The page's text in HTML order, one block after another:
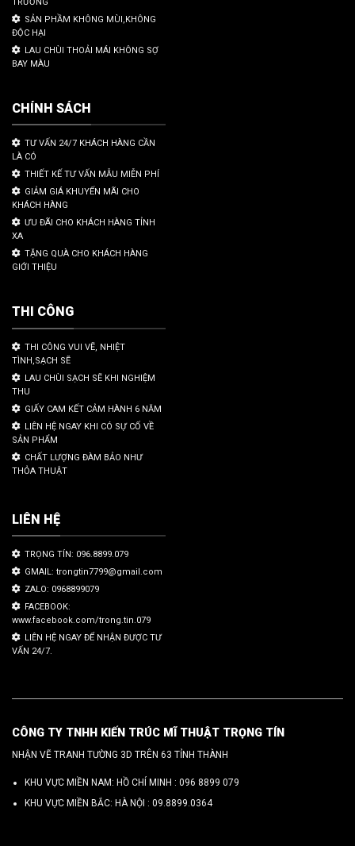
SẢN PHẦM KHÔNG MÙI,KHÔNG
ĐỘC HẠI
LAU CHÙI THOẢI MÁI KHÔNG SỢ
BAY MÀU
CHÍNH SÁCH
TƯ VẤN 24/7 KHÁCH HÀNG CẦN
LÀ CÓ
THIẾT KẾ TƯ VẤN MẪU MIỄN PHÍ
GIẢM GIÁ KHUYẾN MÃI CHO
KHÁCH HÀNG
ƯU ĐÃI CHO KHÁCH HÀNG TỈNH
XA
TẶNG QUÀ CHO KHÁCH HÀNG
GIỚI THIỆU
THI CÔNG
THI CÔNG VUI VẼ, NHIỆT
TÌNH,SẠCH SẼ
LAU CHÙI SẠCH SẼ KHI NGHIỆM
THU
GIẤY CAM KẾT CẢM HÀNH 6 NĂM
LIÊN HỆ NGAY KHI CÓ SỰ CỐ VỀ
SẢN PHẨM
CHẤT LƯỢNG ĐÀM BẢO NHƯ
THỎA THUẬT
LIÊN HỆ
TRỌNG TÍN: 096.8899.079
GMAIL: trongtin7799@gmail.com
ZALO: 0968899079
FACEBOOK:
www.facebook.com/trong.tin.079
LIÊN HỆ NGAY ĐỂ NHẬN ĐƯỢC TƯ
VẤN 24/7.
CÔNG TY TNHH KIẾN TRÚC MĨ THUẬT TRỌNG TÍN
NHẬN VẼ TRANH TƯỜNG 3D TRÊN 63 TỈNH THÀNH
KHU VỰC MIỀN NAM: HỒ CHÍ MINH : 096 8899 079
KHU VỰC MIỀN BẮC: HÀ NỘI : 09.8899.0364